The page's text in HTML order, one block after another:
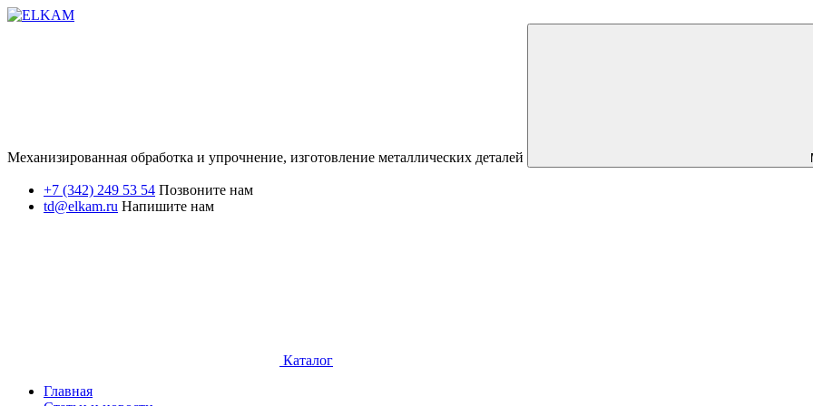
Механизированная обработка и упрочнение, изготовление металлических деталей
+7 (342) 249 53 54 Позвоните нам
td@elkam.ru Напишите нам
Каталог
Главная